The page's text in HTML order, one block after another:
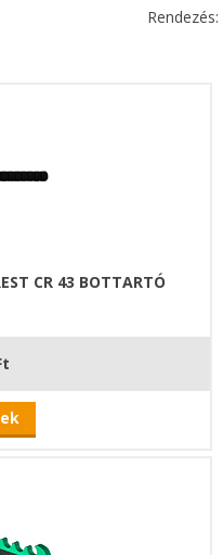
Rendezés:
CR 43 BOTTARTÓ